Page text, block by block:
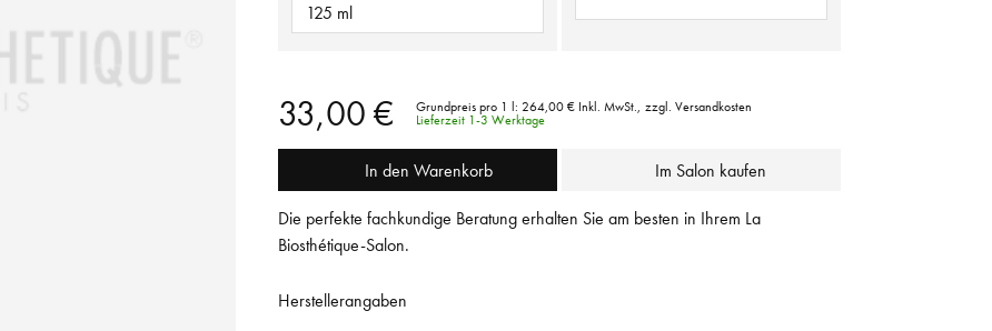
125 ml
33,00 € Grundpreis pro 1 l: 264,00 € Inkl. MwSt., zzgl. Versandkosten
Lieferzeit 1-3 Werktage
In den Warenkorb Im Salon kaufen
Die perfekte fachkundige Beratung erhalten Sie am besten in Ihrem La
Biosthétique-Salon.
Herstellerangaben